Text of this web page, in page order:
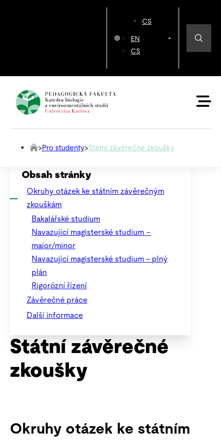
CS
EN
CS
> Pro studenty>Státní závěrečné zkoušky
Obsah stránky
Okruhy otázek ke státním závěrečným
zkouškám
Bakalářské studium
Navazující magisterské studium –
maior/minor
Navazující magisterské studium – plný
plán
Rigorózní řízení
Závěrečné práce
Další informace
Státní závěrečné
zkoušky
Okruhy otázek ke státním